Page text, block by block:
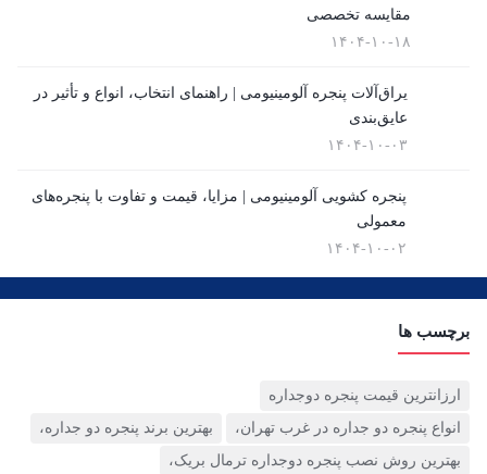
شیشه ضدگلوله
قیمت پنجره دوجداره UPVC
قیمت توری پلیسه
مقایسه تخصصی
۱۴۰۴-۱۰-۱۸
یراق‌آلات پنجره آلومینیومی | راهنمای انتخاب، انواع و تأثیر در
عایق‌بندی
۱۴۰۴-۱۰-۰۳
پنجره کشویی آلومینیومی | مزایا، قیمت و تفاوت با پنجره‌های
معمولی
۱۴۰۴-۱۰-۰۲
برچسب ها
ارزانترین قیمت پنجره دوجداره
انواع پنجره دو جداره در غرب تهران،
بهترین برند پنجره دو جداره،
بهترین روش نصب پنجره دوجداره ترمال بریک،